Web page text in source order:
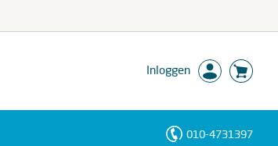
Inloggen
010-4731397